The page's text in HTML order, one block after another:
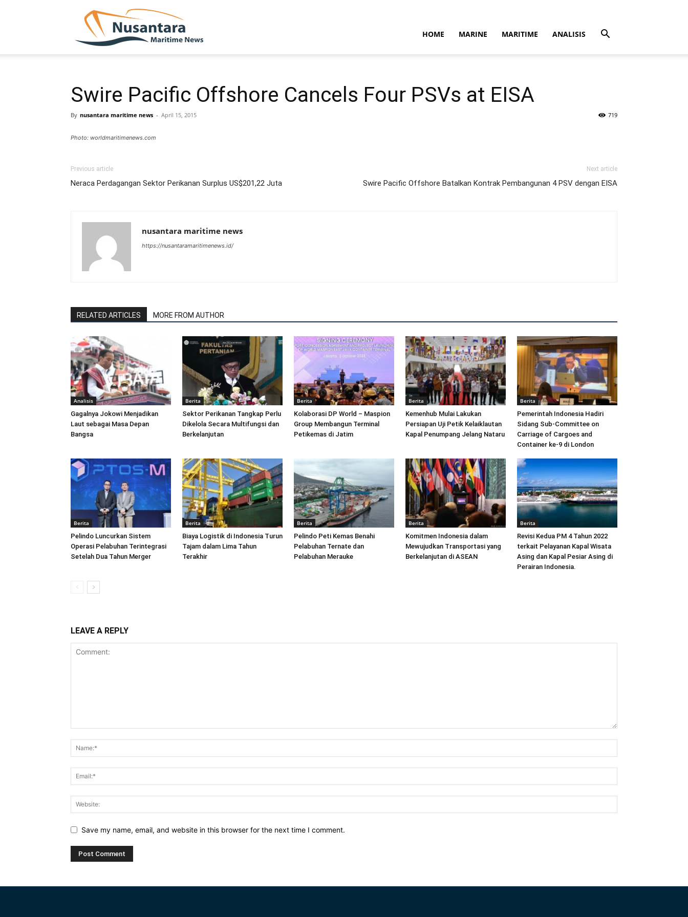
HOME MARINE MARITIME ANALISIS
Swire Pacific Offshore Cancels Four PSVs at EISA
By nusantara maritime news - April 15, 2015 719
Photo: worldmaritimenews.com
Previous article
Neraca Perdagangan Sektor Perikanan Surplus US$201,22 Juta
Next article
Swire Pacific Offshore Batalkan Kontrak Pembangunan 4 PSV dengan EISA
nusantara maritime news
https://nusantaramaritimenews.id/
RELATED ARTICLES MORE FROM AUTHOR
Analisis
Gagalnya Jokowi Menjadikan
Laut sebagai Masa Depan
Bangsa
Berita
Sektor Perikanan Tangkap Perlu
Dikelola Secara Multifungsi dan
Berkelanjutan
Berita
Kolaborasi DP World – Maspion
Group Membangun Terminal
Petikemas di Jatim
Berita
Kemenhub Mulai Lakukan
Persiapan Uji Petik Kelaiklautan
Kapal Penumpang Jelang Nataru
Berita
Pemerintah Indonesia Hadiri
Sidang Sub-Committee on
Carriage of Cargoes and
Container ke-9 di London
Berita
Pelindo Luncurkan Sistem
Operasi Pelabuhan Terintegrasi
Setelah Dua Tahun Merger
Berita
Biaya Logistik di Indonesia Turun
Tajam dalam Lima Tahun
Terakhir
Berita
Pelindo Peti Kemas Benahi
Pelabuhan Ternate dan
Pelabuhan Merauke
Berita
Komitmen Indonesia dalam
Mewujudkan Transportasi yang
Berkelanjutan di ASEAN
Berita
Revisi Kedua PM 4 Tahun 2022
terkait Pelayanan Kapal Wisata
Asing dan Kapal Pesiar Asing di
Perairan Indonesia.
LEAVE A REPLY
Save my name, email, and website in this browser for the next time I comment.